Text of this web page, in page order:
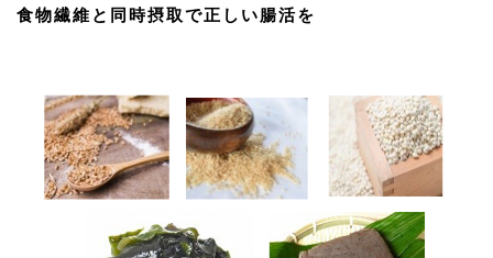
食物繊維と同時摂取で正しい腸活を